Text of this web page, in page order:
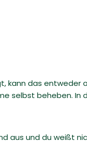
kann das
selbst beheben. In
aus und du weißt